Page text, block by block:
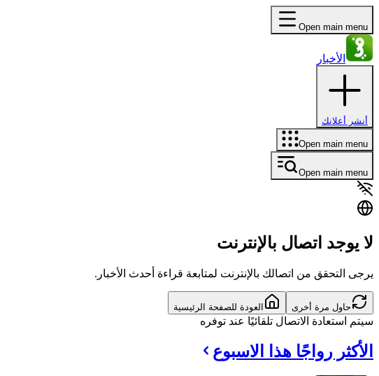
Open main menu
الأخبار
أنشر أعلانك
Open main menu
Open main menu
لا يوجد اتصال بالإنترنت
يرجى التحقق من اتصالك بالإنترنت لمتابعة قراءة أحدث الأخبار.
حاول مرة أخرى العودة للصفحة الرئيسية
سيتم استعادة الاتصال تلقائيًا عند توفره
الأكثر رواجًا هذا الاسبوع